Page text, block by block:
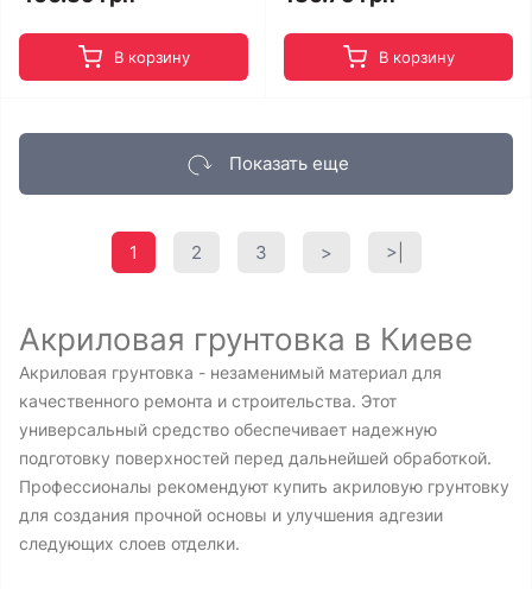
В корзину В корзину
Показать еще
1 2 3 > >|
Акриловая грунтовка в Киеве
Акриловая грунтовка - незаменимый материал для
качественного ремонта и строительства. Этот
универсальный средство обеспечивает надежную
подготовку поверхностей перед дальнейшей обработкой.
Профессионалы рекомендуют купить акриловую грунтовку
для создания прочной основы и улучшения адгезии
следующих слоев отделки.